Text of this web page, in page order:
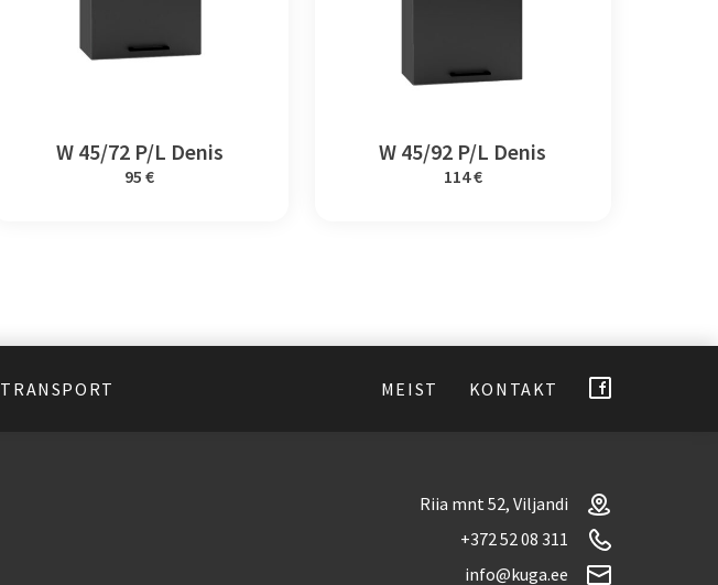
W 45/72 P/L Denis
95 €
W 45/92 P/L Denis
114 €
TRANSPORT MEIST KONTAKT
Riia mnt 52, Viljandi
+372 52 08 311
info@kuga.ee